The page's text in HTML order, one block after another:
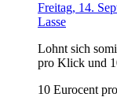
Freitag, 14.
Lasse
Lohnt sich
pro Klick und
10 Eurocent